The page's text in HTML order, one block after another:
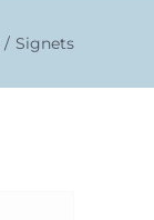
Signets